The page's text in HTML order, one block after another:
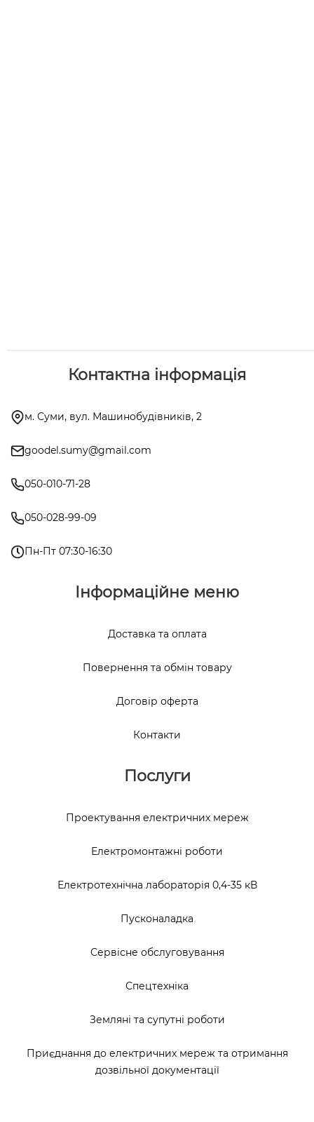
Контактна інформація
м. Суми, вул. Машинобудівників, 2
goodel.sumy@gmail.com
050-010-71-28
050-028-99-09
Пн-Пт 07:30-16:30
Інформаційне меню
Доставка та оплата
Повернення та обмін товару
Договір оферта
Контакти
Послуги
Проектування електричних мереж
Електромонтажні роботи
Електротехнічна лабораторія 0,4-35 кВ
Пусконаладка
Сервісне обслуговування
Спецтехніка
Земляні та супутні роботи
Приєднання до електричних мереж та отримання
дозвільної документації